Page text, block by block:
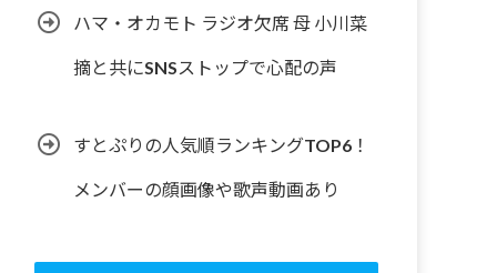
ハマ・オカモト ラジオ欠席 母 小川菜
摘と共にSNSストップで心配の声
すとぷりの人気順ランキングTOP6！
メンバーの顔画像や歌声動画あり